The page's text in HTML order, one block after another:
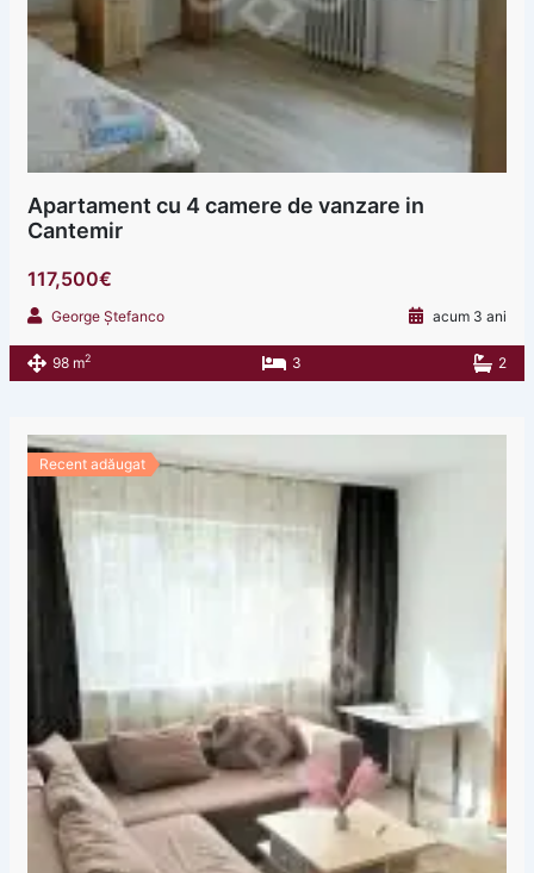
Apartament cu 4 camere de vanzare in
Cantemir
117,500€
George Ștefanco acum 3 ani
98 m2 3 2
Recent adăugat